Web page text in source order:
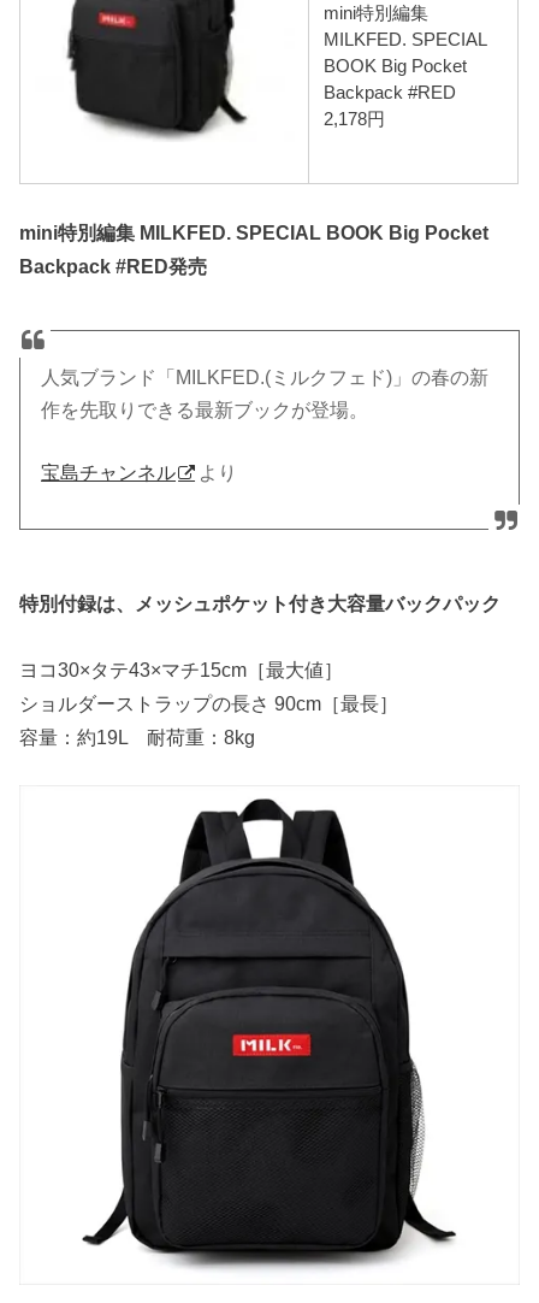
mini特別編集
MILKFED. SPECIAL
BOOK Big Pocket
Backpack #RED
2,178円
mini特別編集 MILKFED. SPECIAL BOOK Big Pocket
Backpack #RED発売
人気ブランド「MILKFED.(ミルクフェド)」の春の新
作を先取りできる最新ブックが登場。
宝島チャンネル より
特別付録は、メッシュポケット付き大容量バックパック
ヨコ30×タテ43×マチ15cm［最大値］
ショルダーストラップの長さ 90cm［最長］
容量：約19L 耐荷重：8kg